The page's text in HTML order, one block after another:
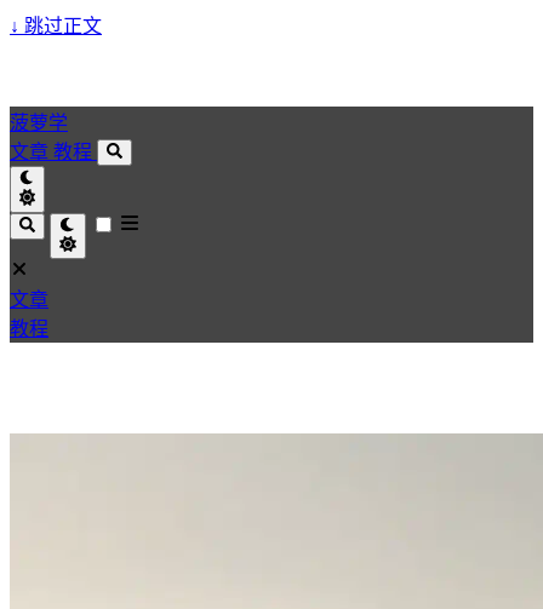
↓ 跳过正文
菠萝学
文章 教程
文章
教程